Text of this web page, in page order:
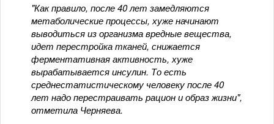
"Как правило, после 40 лет замедляются
метаболические процессы, хуже начинают
выводиться из организма вредные вещества,
идет перестройка тканей, снижается
ферментативная активность, хуже
вырабатывается инсулин. То есть
среднестатистическому человеку после 40
лет надо перестраивать рацион и образ жизни",
отметила Черняева.